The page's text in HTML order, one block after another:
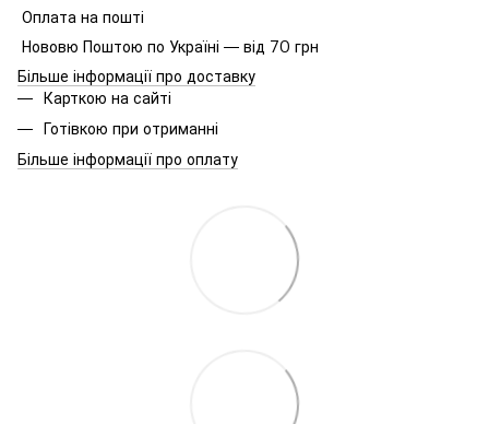
Оплата на пошті
Нововю Поштою по Україні — від 70 грн
Більше інформації про доставку
Карткою на сайті
Готівкою при отриманні
Більше інформації про оплату